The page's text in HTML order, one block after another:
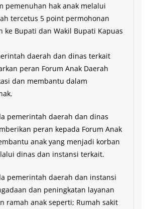
pemenuhan hak anak melalui
tercetus 5 point permohonan
ke Bupati dan Wakil Bupati Kapuas
daerah dan dinas terkait
peran Forum Anak Daerah
dan membantu dalam
pemerintah daerah dan dinas
peran kepada Forum Anak
anak yang menjadi korban
dinas dan instansi terkait.
pemerintah daerah dan instansi
dan peningkatan layanan
ramah anak seperti; Rumah sakit